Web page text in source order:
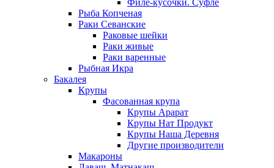
Филе-кусочки. Суфле
Рыба Копченая
Раки Севанские
Раковые шейки
Раки живые
Раки варенные
Рыбная Икра
Бакалея
Крупы
Фасованная крупа
Крупы Арарат
Крупы Нат Продукт
Крупы Наша Деревня
Другие производители
Макароны